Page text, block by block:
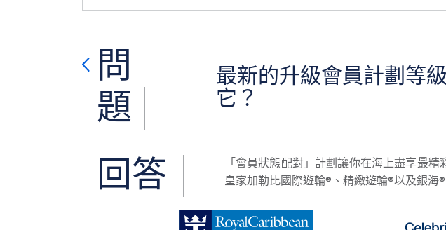
問
題
最新的升級會員計劃等
它？
回答
「會員狀態配對」計劃讓你在海上盡享最
皇家加勒比國際遊輪®、精緻遊輪®以及銀海®